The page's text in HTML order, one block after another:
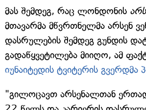
მას შემდეგ, რაც ლონდონის
მთავარმა მწვრთნელმა არსენ
დასრულების შემდეგ გუნდის
გადაწყვეტილება მიიღო, ამ
იუნაიტედის ტვიტერის გვერდმა
"გილოცავთ არსენალთან